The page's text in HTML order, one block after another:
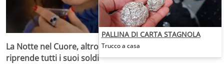
La Notte nel Cuore, altro colpo di scena: Canan si
riprende tutti i suoi soldi
PALLINA DI CARTA STAGNOLA
Trucco a casa